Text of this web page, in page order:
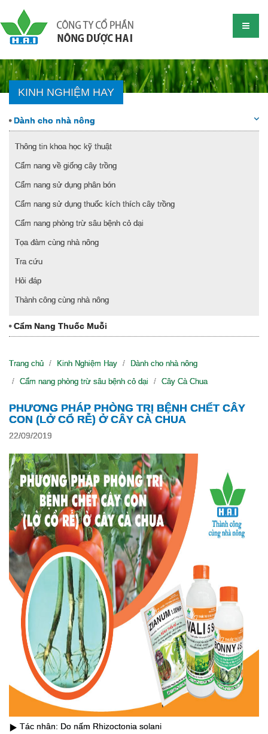
KINH NGHIỆM HAY
Dành cho nhà nông
Thông tin khoa học kỹ thuật
Cẩm nang về giống cây trồng
Cẩm nang sử dụng phân bón
Cẩm nang sử dụng thuốc kích thích cây trồng
Cẩm nang phòng trừ sâu bệnh cỏ dại
Tọa đàm cùng nhà nông
Tra cứu
Hỏi đáp
Thành công cùng nhà nông
Cẩm Nang Thuốc Muỗi
Trang chủ Kinh Nghiệm Hay
Dành cho nhà nông
Cẩm nang phòng trừ sâu bệnh cỏ dại
Cây Cà Chua
PHƯƠNG PHÁP PHÒNG TRỊ BỆNH CHẾT CÂY
CON (LỞ CỔ RỄ) Ở CÂY CÀ CHUA
22/09/2019
▶️ Tác nhân: Do nấm Rhizoctonia solani